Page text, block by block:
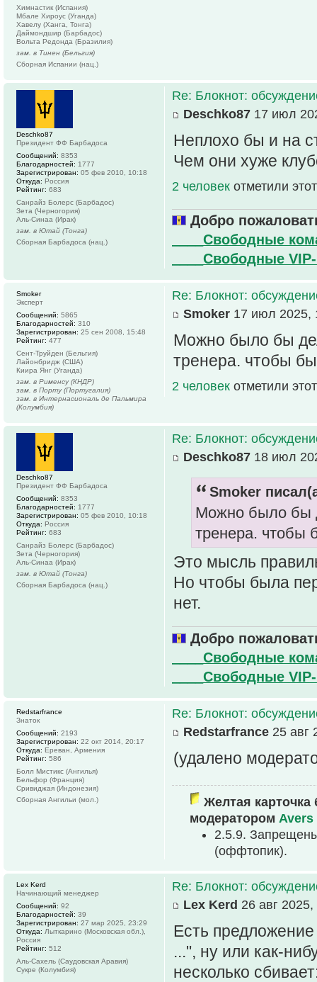
Химнастик (Испания)
Мбале Хироус (Уганда)
Хавелу (Ханга, Тонга)
Даймондшир (Барбадос)
Вольта Редонда (Бразилия)
зам. в Тинен (Бельгия)
Сборная Испании (нац.)
Re: Блокнот:
Deschko87 17 июл
Неплохо бы и на
Чем они хуже
2 человек отметили
Добро
____Свободные
____Свободные
Deschko87
Президент ФФ Барбадоса
Сообщений: 8353
Благодарностей: 1777
Зарегистрирован: 05 фев 2010, 10:18
Откуда: Россия
Рейтинг: 683
Санрайз Болерс (Барбадос)
Зета (Черногория)
Аль-Синаа (Ирак)
зам. в Ютай (Тонга)
Сборная Барбадоса (нац.)
Re: Блокнот:
Smoker 17 июл 2025,
Можно было бы
тренера. чтобы
2 человек отметили
Smoker
Эксперт
Сообщений: 5865
Благодарностей: 310
Зарегистрирован: 25 сен 2008, 15:48
Рейтинг: 477
Сент-Труйден (Бельгия)
Лайонбридж (США)
Киира Янг (Уганда)
зам. в Рименсу (КНДР)
зам. в Порту (Португалия)
зам. в Интернасиональ де Пальмира
(Колумбия)
Re: Блокнот:
Deschko87 18 июл
Smoker
Можно было бы
тренера. чтобы
Это мысль
Но чтобы была
нет.
Добро
____Свободные
____Свободные
Deschko87
Президент ФФ Барбадоса
Сообщений: 8353
Благодарностей: 1777
Зарегистрирован: 05 фев 2010, 10:18
Откуда: Россия
Рейтинг: 683
Санрайз Болерс (Барбадос)
Зета (Черногория)
Аль-Синаа (Ирак)
зам. в Ютай (Тонга)
Сборная Барбадоса (нац.)
Re: Блокнот:
Redstarfrance 25 авг
(удалено
Желтая карточка
модератором Avers
2.5.9.
(оффтопик).
Redstarfrance
Знаток
Сообщений: 2193
Зарегистрирован: 22 окт 2014, 20:17
Откуда: Ереван, Армения
Рейтинг: 586
Болл Мистикс (Ангилья)
Бельфор (Франция)
Сривиджая (Индонезия)
Сборная Ангильи (мол.)
Re: Блокнот:
Lex Kerd 26 авг
Есть
...", ну или как-
несколько
Lex Kerd
Начинающий менеджер
Сообщений: 92
Благодарностей: 39
Зарегистрирован: 27 мар 2025, 23:29
Откуда: Лыткарино (Московская обл.),
Россия
Рейтинг: 512
Аль-Сахель (Саудовская Аравия)
Сукре (Колумбия)